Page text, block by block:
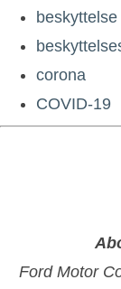
beskyttelse
corona
COVID-19
Ford Motor